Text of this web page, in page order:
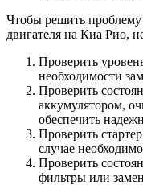
Чтобы решить
двигателя на Киа Рио,
Проверить
необходимости
Проверить
аккумулятором,
обеспечить
Проверить
случае
Проверить
фильтры или